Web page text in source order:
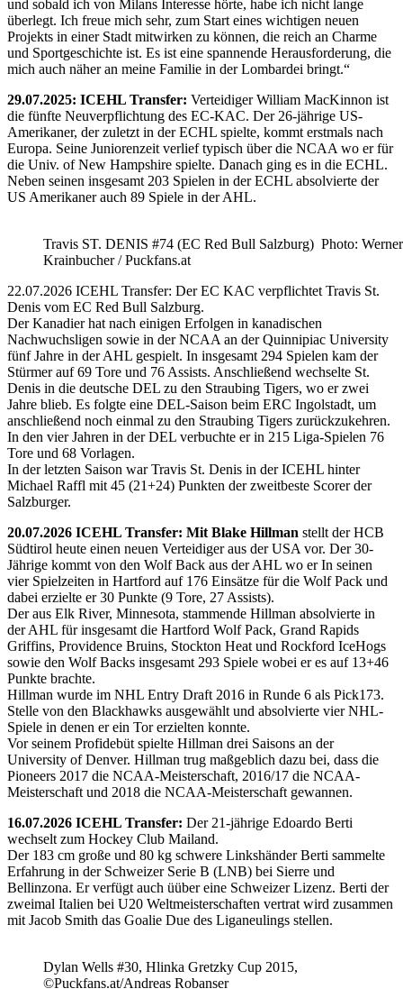
und sobald ich von Milans Interesse hörte, habe ich nicht lange
überlegt. Ich freue mich sehr, zum Start eines wichtigen neuen
Projekts in einer Stadt mitwirken zu können, die reich an Charme
und Sportgeschichte ist. Es ist eine spannende Herausforderung, die
mich auch näher an meine Familie in der Lombardei bringt.“
29.07.2025: ICEHL Transfer: Verteidiger William MacKinnon ist
die fünfte Neuverpflichtung des EC-KAC. Der 26-jährige US-
Amerikaner, der zuletzt in der ECHL spielte, kommt erstmals nach
Europa. Seine Juniorenzeit verlief typisch über die NCAA wo er für
die Univ. of New Hampshire spielte. Danach ging es in die ECHL.
Neben seinen insgesamt 203 Spielen in der ECHL absolvierte der
US Amerikaner auch 89 Spiele in der AHL.
Travis ST. DENIS #74 (EC Red Bull Salzburg) Photo: Werner
Krainbucher / Puckfans.at
22.07.2026 ICEHL Transfer: Der EC KAC verpflichtet Travis St.
Denis vom EC Red Bull Salzburg.
Der Kanadier hat nach einigen Erfolgen in kanadischen
Nachwuchsligen sowie in der NCAA an der Quinnipiac University
fünf Jahre in der AHL gespielt. In insgesamt 294 Spielen kam der
Stürmer auf 69 Tore und 76 Assists. Anschließend wechselte St.
Denis in die deutsche DEL zu den Straubing Tigers, wo er zwei
Jahre blieb. Es folgte eine DEL-Saison beim ERC Ingolstadt, um
anschließend noch einmal zu den Straubing Tigers zurückzukehren.
In den vier Jahren in der DEL verbuchte er in 215 Liga-Spielen 76
Tore und 68 Vorlagen.
In der letzten Saison war Travis St. Denis in der ICEHL hinter
Michael Raffl mit 45 (21+24) Punkten der zweitbeste Scorer der
Salzburger.
20.07.2026 ICEHL Transfer: Mit Blake Hillman stellt der HCB
Südtirol heute einen neuen Verteidiger aus der USA vor. Der 30-
Jährige kommt von den Wolf Back aus der AHL wo er In seinen
vier Spielzeiten in Hartford auf 176 Einsätze für die Wolf Pack und
dabei erzielte er 30 Punkte (9 Tore, 27 Assists).
Der aus Elk River, Minnesota, stammende Hillman absolvierte in
der AHL für insgesamt die Hartford Wolf Pack, Grand Rapids
Griffins, Providence Bruins, Stockton Heat und Rockford IceHogs
sowie den Wolf Backs insgesamt 293 Spiele wobei er es auf 13+46
Punkte brachte.
Hillman wurde im NHL Entry Draft 2016 in Runde 6 als Pick173.
Stelle von den Blackhawks ausgewählt und absolvierte vier NHL-
Spiele in denen er ein Tor erzielten konnte.
Vor seinem Profidebüt spielte Hillman drei Saisons an der
University of Denver. Hillman trug maßgeblich dazu bei, dass die
Pioneers 2017 die NCAA-Meisterschaft, 2016/17 die NCAA-
Meisterschaft und 2018 die NCAA-Meisterschaft gewannen.
16.07.2026 ICEHL Transfer: Der 21-jährige Edoardo Berti
wechselt zum Hockey Club Mailand.
Der 183 cm große und 80 kg schwere Linkshänder Berti sammelte
Erfahrung in der Schweizer Serie B (LNB) bei Sierre und
Bellinzona. Er verfügt auch üüber eine Schweizer Lizenz. Berti der
zweimal Italien bei U20 Weltmeisterschaften vertrat wird zusammen
mit Jacob Smith das Goalie Due des Liganeulings stellen.
Dylan Wells #30, Hlinka Gretzky Cup 2015,
©Puckfans.at/Andreas Robanser